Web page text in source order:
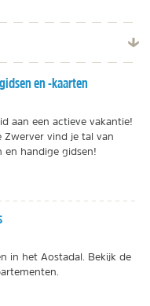
en -kaarten
aan een actieve vakantie!
Zwerver vind je tal van
en handige gidsen!
in het Aostadal. Bekijk de